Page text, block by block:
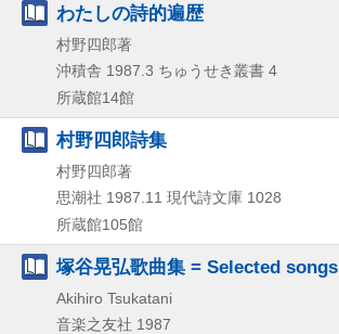
わたしの詩的遍歴
村野四郎著
沖積舎 1987.3 ちゅうせき叢書 4
所蔵館14館
村野四郎詩集
村野四郎著
思潮社 1987.11 現代詩文庫 1028
所蔵館105館
塚谷晃弘歌曲集 = Selected songs
Akihiro Tsukatani
音楽之友社 1987